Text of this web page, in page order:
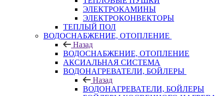
ЭЛЕКТРОКАМИНЫ
ЭЛЕКТРОКОНВЕКТОРЫ
ТЕПЛЫЙ ПОЛ
ВОДОСНАБЖЕНИЕ, ОТОПЛЕНИЕ
Назад
ВОДОСНАБЖЕНИЕ, ОТОПЛЕНИЕ
АКСИАЛЬНАЯ СИСТЕМА
ВОДОНАГРЕВАТЕЛИ, БОЙЛЕРЫ
Назад
ВОДОНАГРЕВАТЕЛИ, БОЙЛЕРЫ